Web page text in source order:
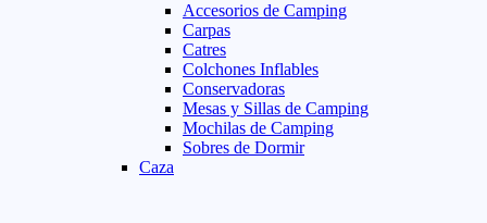
Accesorios de Camping
Carpas
Catres
Colchones Inflables
Conservadoras
Mesas y Sillas de Camping
Mochilas de Camping
Sobres de Dormir
Caza